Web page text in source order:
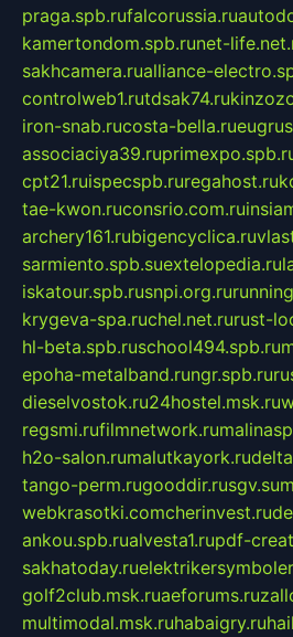
praga.spb.rufalcorussia.ru
kamertondom.spb.runet-
sakhcamera.rualliance-
controlweb1.rutdsak74.ru
iron-snab.rucosta-bella.ru
associaciya39.ru
cpt21.ruispecspb.ruregahost.ru
tae-kwon.ruconsrio.com.ru
archery161.rubigencyclica.ru
sarmiento.spb.suextelopedia.ru
iskatour.spb.rusnpi.org.ru
krygeva-spa.ruchel.net.rurust-
hl-beta.spb.ruschool494.spb.ru
epoha-metalband.rungr.spb.ru
dieselvostok.ru24hostel.msk.ru
regsmi.rufilmnetwork.ru
h2o-salon.rumalutkayork.ru
tango-perm.rugooddir.rusgv.su
webkrasotki.comcherinvest.ru
ankou.spb.rualvesta1.rupdf-
sakhatoday.ru
golf2club.msk.ruaeforums.ru
multimodal.msk.ruhabaigry.ru